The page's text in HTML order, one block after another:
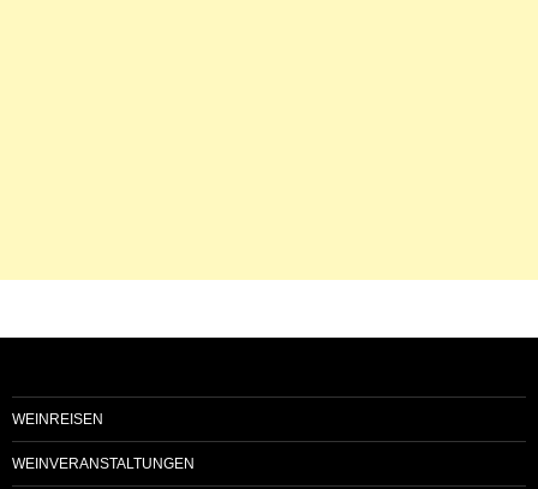
WEINREISEN
WEINVERANSTALTUNGEN